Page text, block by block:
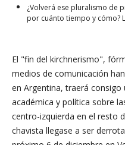
¿Volverá ese pluralismo de
por cuánto tiempo y cómo?
El "fin del kirchnerismo",
medios de comunicación
en Argentina, traerá consigo
académica y política sobre
centro-izquierda en el resto
chavista llegase a ser